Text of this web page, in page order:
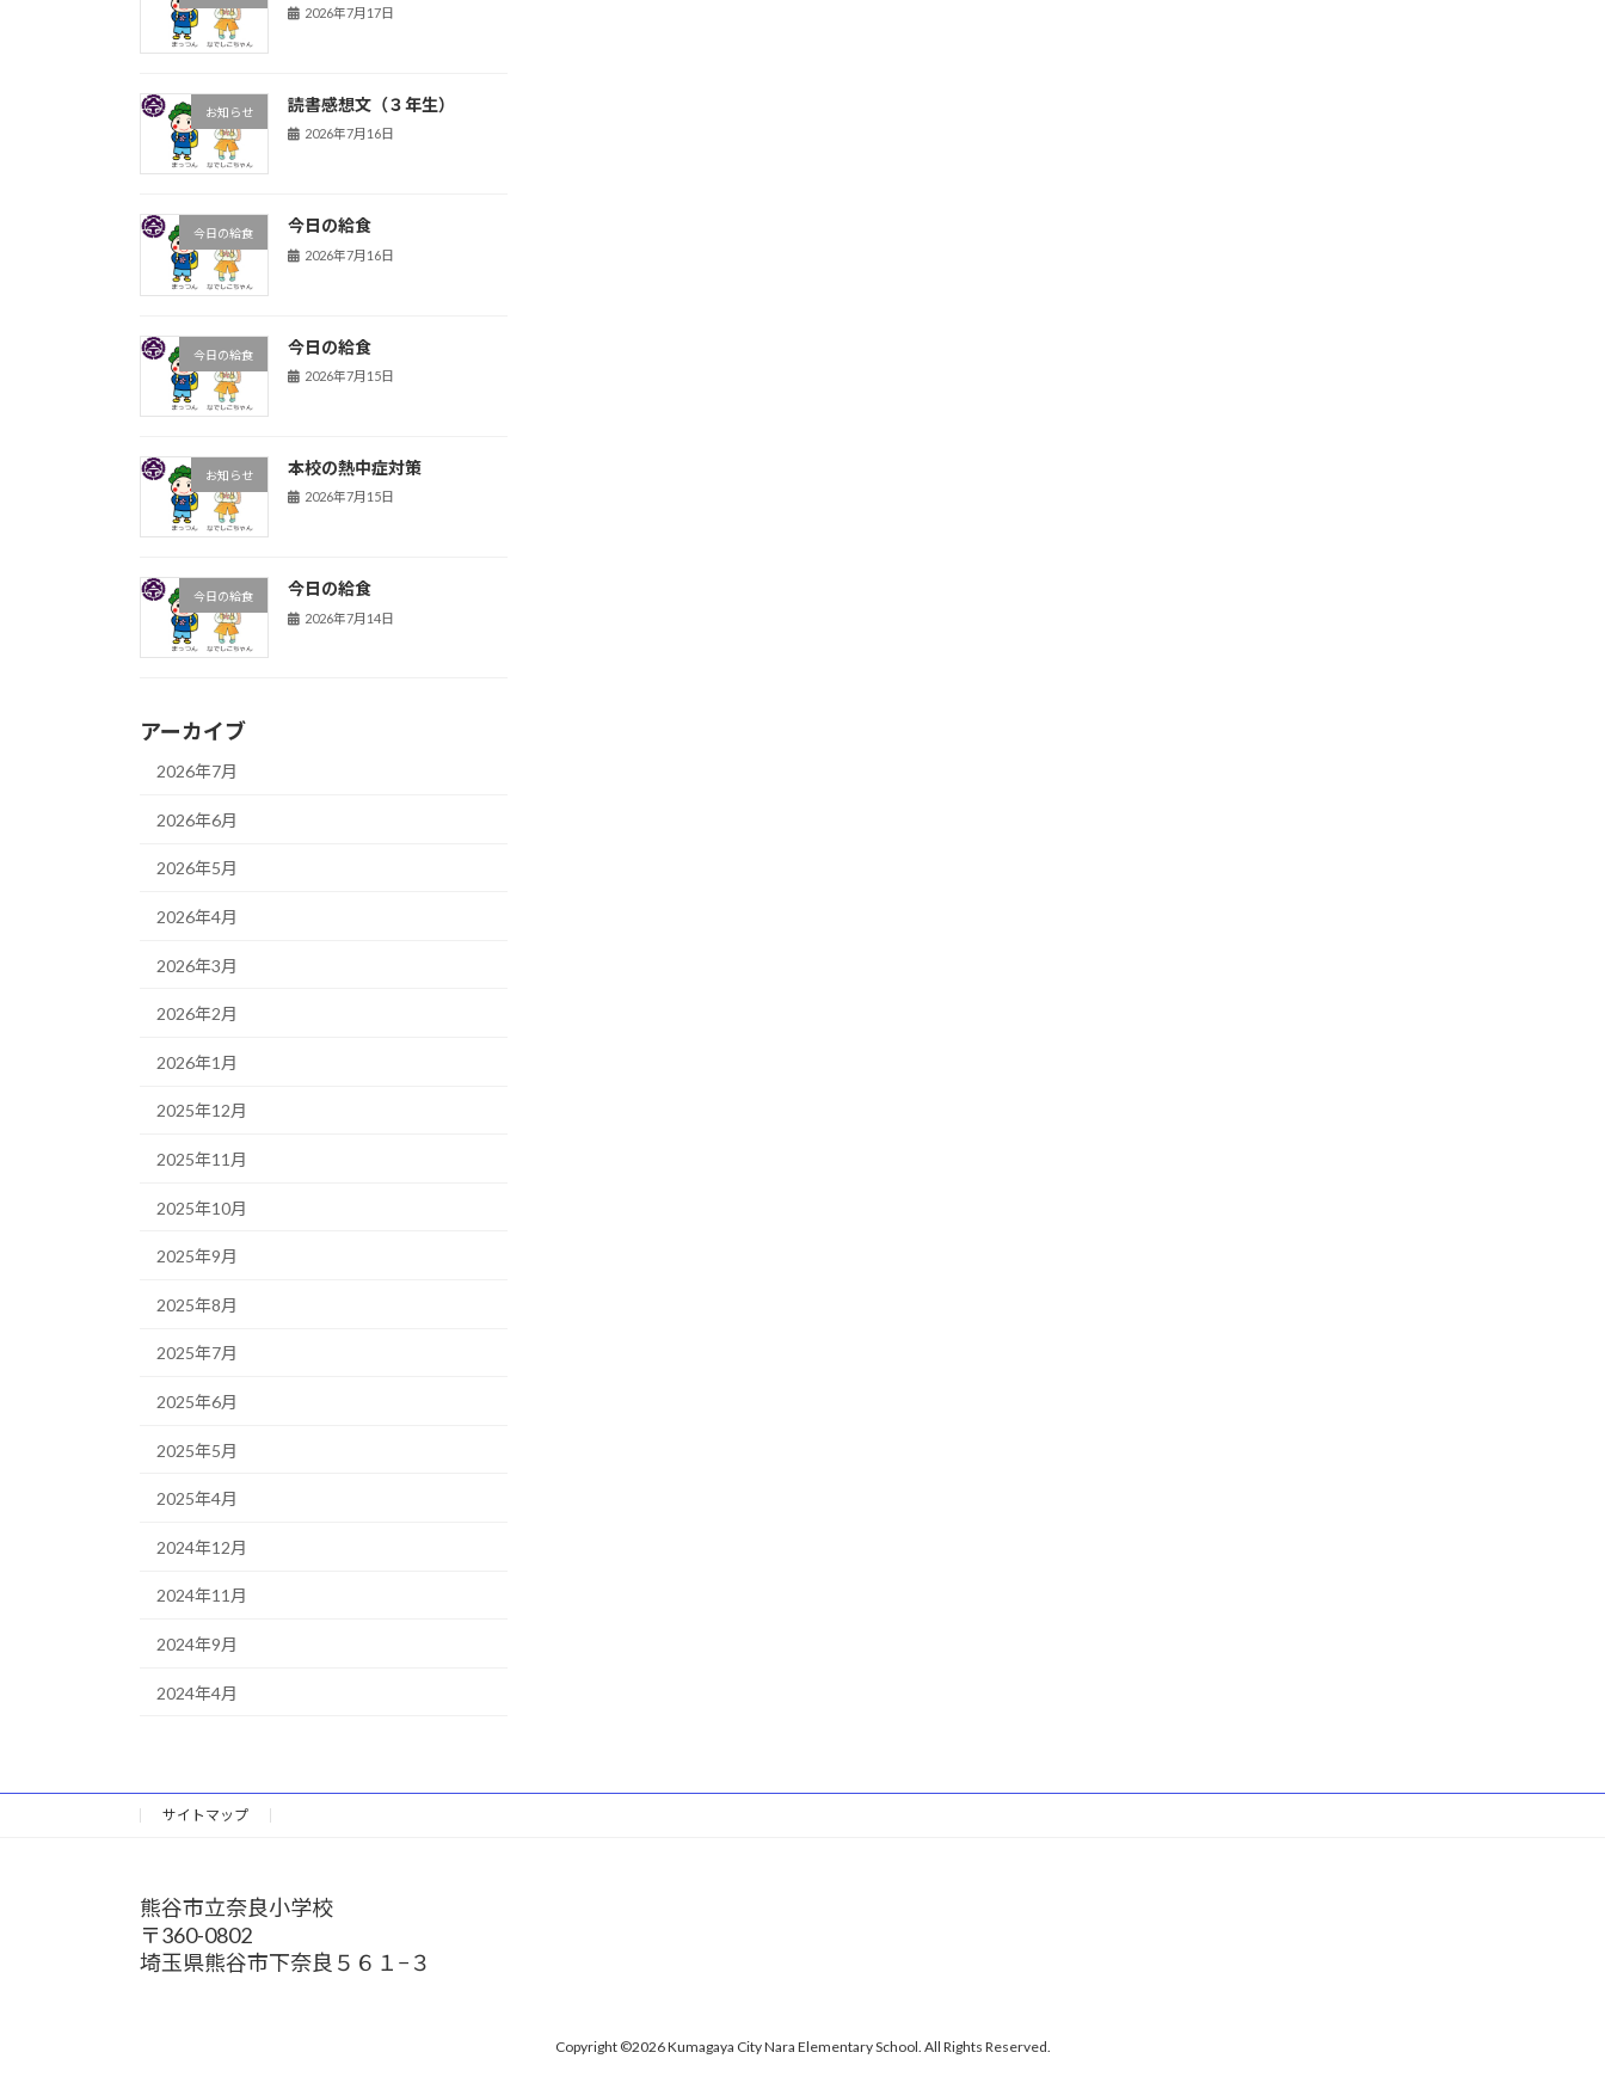
2026年7月17日
お知らせ 読書感想文（３年生）
2026年7月16日
今日の給食 今日の給食
2026年7月16日
今日の給食 今日の給食
2026年7月15日
お知らせ 本校の熱中症対策
2026年7月15日
今日の給食 今日の給食
2026年7月14日
アーカイブ
2026年7月
2026年6月
2026年5月
2026年4月
2026年3月
2026年2月
2026年1月
2025年12月
2025年11月
2025年10月
2025年9月
2025年8月
2025年7月
2025年6月
2025年5月
2025年4月
2024年12月
2024年11月
2024年9月
2024年4月
サイトマップ
熊谷市立奈良小学校
〒360-0802
埼玉県熊谷市下奈良５６１−３
Copyright ©2026 Kumagaya City Nara Elementary School. All Rights Reserved.